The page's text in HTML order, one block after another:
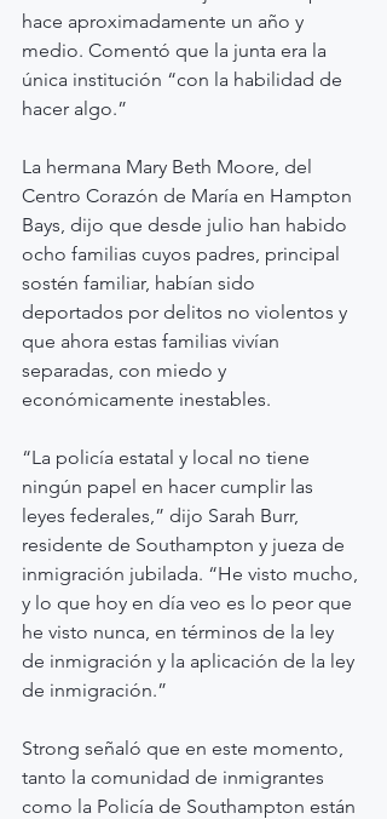
hace aproximadamente un año y
medio. Comentó que la junta era la
única institución “con la habilidad de
hacer algo.”
La hermana Mary Beth Moore, del
Centro Corazón de María en Hampton
Bays, dijo que desde julio han habido
ocho familias cuyos padres, principal
sostén familiar, habían sido
deportados por delitos no violentos y
que ahora estas familias vivían
separadas, con miedo y
económicamente inestables.
“La policía estatal y local no tiene
ningún papel en hacer cumplir las
leyes federales,” dijo Sarah Burr,
residente de Southampton y jueza de
inmigración jubilada. “He visto mucho,
y lo que hoy en día veo es lo peor que
he visto nunca, en términos de la ley
de inmigración y la aplicación de la ley
de inmigración.”
Strong señaló que en este momento,
tanto la comunidad de inmigrantes
como la Policía de Southampton están